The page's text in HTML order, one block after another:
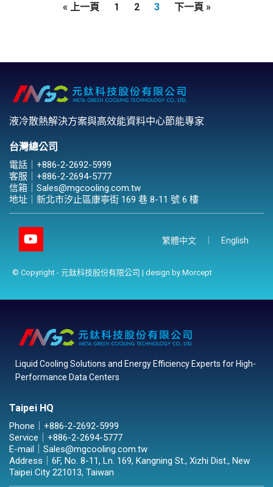
« 上一頁 1 2 3 下一頁 »
液冷散熱解決方案與高效能資料中心節能專家
台灣總公司
電話｜ +886-2-2692-5999
客服｜ +886-2-2694-5777
信箱｜ Sales@mgcooling.com.tw
地址｜ 新北市汐止區康寧街 169 巷 8-11 號 6 樓
© Copyright - 元鈦科技股份有限公司 | design by Morcept
繁體中文 English
Liquid Cooling Solutions and Energy Efficiency Experts for High-
Performance Data Centers
Taipei HQ
Phone｜ +886-2-2692-5999
Service｜ +886-2-2694-5777
E-mail｜ Sales@mgcooling.com.tw
Address｜ 6F, No. 8-11, Ln. 169, Kangning St., Xizhi Dist., New
Taipei City 221013, Taiwan